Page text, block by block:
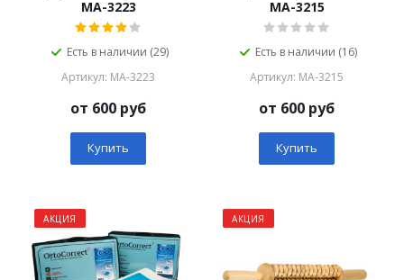
МА-3223
Есть в наличии (29)
Артикул: МА-3223
от 600 руб
Купить
МА-3215
Есть в наличии (16)
Артикул: МА-3215
от 600 руб
Купить
АКЦИЯ АКЦИЯ